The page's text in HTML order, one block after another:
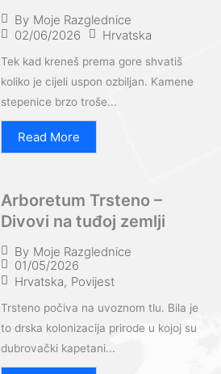
By Moje Razglednice
02/06/2026
Hrvatska
Tek kad kreneš prema gore shvatiš
koliko je cijeli uspon ozbiljan. Kamene
stepenice brzo troše...
Read More
Arboretum Trsteno –
Divovi na tuđoj zemlji
By Moje Razglednice
01/05/2026
Hrvatska, Povijest
Trsteno počiva na uvoznom tlu. Bila je
to drska kolonizacija prirode u kojoj su
dubrovački kapetani...